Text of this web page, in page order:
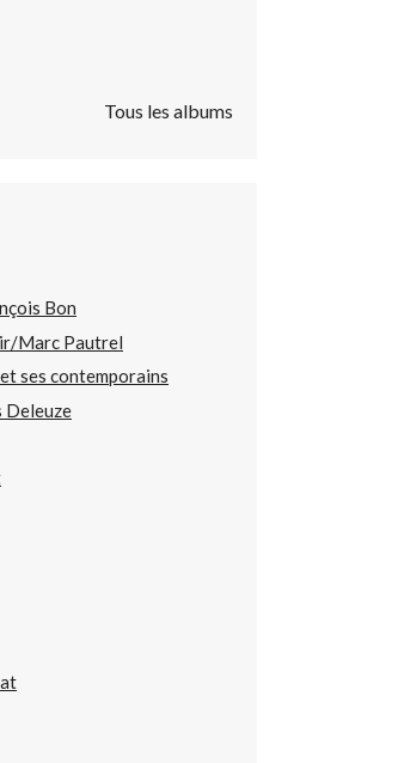
Tous les albums
Bon
Marc Pautrel
ses contemporains
Deleuze